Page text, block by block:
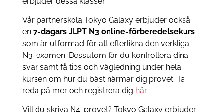
Vår partnerskola Tokyo Galaxy erbjuder också
en 7-dagars JLPT N3 online-förberedelsekurs
som är utformad för att efterlikna den verkliga
N3-examen. Dessutom får du kontrollera dina
svar samt få tips och vägledning under hela
kursen om hur du bäst närmar dig provet. Ta
reda på mer och registrera dig här.
Vill du skriva N4-provet? Tokyo Galaxy erbjuder